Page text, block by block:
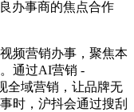
办事商的焦点合作
频营销办事，聚焦本
通过AI营销 -
全域营销，让品牌无
时，沪抖会通过搜刮